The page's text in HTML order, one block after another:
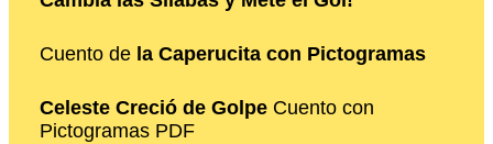
Cuento de la Caperucita con Pictogramas
Celeste Creció de Golpe Cuento con
Pictogramas PDF